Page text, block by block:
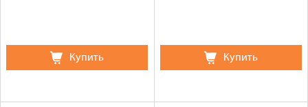
Купить Купить